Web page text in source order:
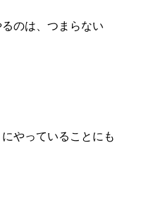
のは、つまらない
やっていることにも